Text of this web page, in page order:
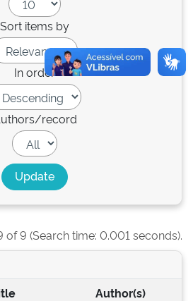
Sort items by
In order
record
of 9 (Search time: 0.001 seconds).
Author(s)